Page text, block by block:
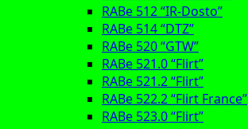
RABe 512 “IR-Dosto”
RABe 514 “DTZ”
RABe 520 “GTW”
RABe 521.0 “Flirt”
RABe 521.2 “Flirt”
RABe 522.2 “Flirt France”
RABe 523.0 “Flirt”